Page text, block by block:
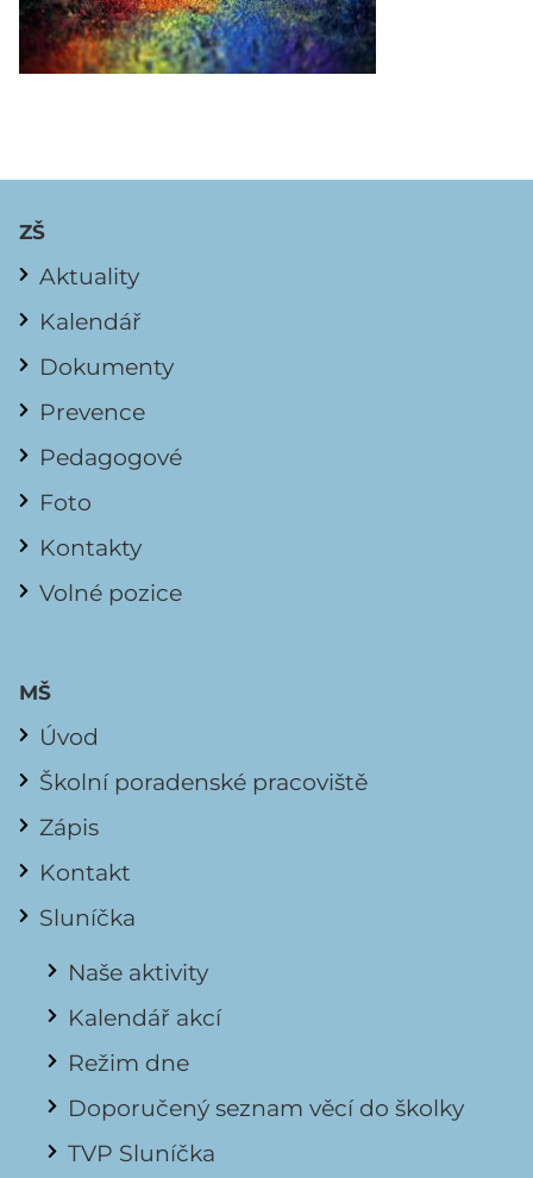
ZŠ
Aktuality
Kalendář
Dokumenty
Prevence
Pedagogové
Foto
Kontakty
Volné pozice
MŠ
Úvod
Školní poradenské pracoviště
Zápis
Kontakt
Sluníčka
Naše aktivity
Kalendář akcí
Režim dne
Doporučený seznam věcí do školky
TVP Sluníčka